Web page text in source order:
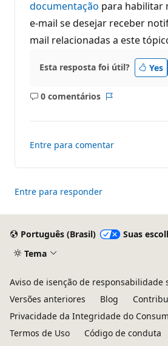
documentação para habilitar
e-mail se desejar receber
mail relacionadas a este
Esta resposta foi útil? Yes
0 comentários
Sem
Entre para comentar
Entre para responder
Português (Brasil)
Suas
Tema
Aviso de isenção de responsabilidade
Versões anteriores
Blog
Privacidade da Integridade do
Termos de Uso
Código de conduta